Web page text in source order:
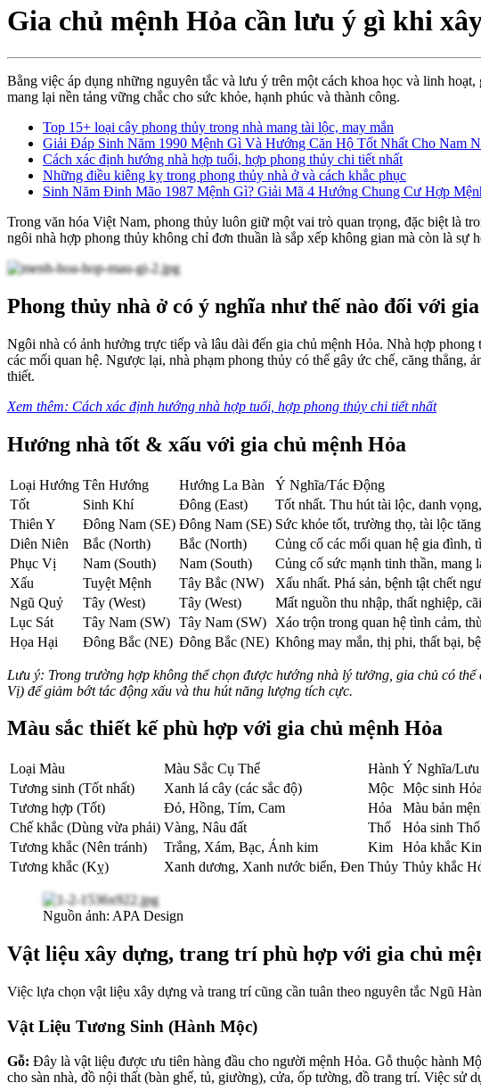
Gia chủ mệnh Hỏa cần lưu ý gì khi
Bằng việc áp dụng những nguyên tắc và lưu ý trên một cách khoa học và linh
mang lại nền tảng vững chắc cho sức khỏe, hạnh phúc và thành công.
Top 15+ loại cây phong thủy trong nhà mang tài lộc, may mắn
Giải Đáp Sinh Năm 1990 Mệnh Gì Và Hướng Căn Hộ Tốt Nhất Cho Nam
Cách xác định hướng nhà hợp tuổi, hợp phong thủy chi tiết nhất
Những điều kiêng kỵ trong phong thủy nhà ở và cách khắc phục
Sinh Năm Đinh Mão 1987 Mệnh Gì? Giải Mã 4 Hướng Chung Cư Hợp
Trong văn hóa Việt Nam, phong thủy luôn giữ một vai trò quan trọng, đặc biệt là
ngôi nhà hợp phong thủy không chỉ đơn thuần là sắp xếp không gian mà còn là
Phong thủy nhà ở có ý nghĩa như thế nào đối với
Ngôi nhà có ảnh hưởng trực tiếp và lâu dài đến gia chủ mệnh Hỏa. Nhà hợp
các mối quan hệ. Ngược lại, nhà phạm phong thủy có thể gây ức chế, căng
thiết.
Xem thêm: Cách xác định hướng nhà hợp tuổi, hợp phong thủy chi tiết nhất
Hướng nhà tốt & xấu với gia chủ mệnh Hỏa
Loại Hướng Tên Hướng Hướng La Bàn
Ý Nghĩa/Tác Động
Tốt
Sinh Khí Đông (East)
Tốt nhất. Thu hút tài lộc, danh
Thiên Y
Đông Nam (SE) Đông Nam (SE) Sức khỏe tốt, trường thọ, tài lộc
Diên Niên
Bắc (North) Bắc (North)
Củng cố các mối quan hệ gia đình,
Phục Vị
Nam (South) Nam (South)
Củng cố sức mạnh tinh thần, mang
Xấu
Tuyệt Mệnh Tây Bắc (NW)
Xấu nhất. Phá sản, bệnh tật chết
Ngũ Quỷ
Tây (West) Tây (West)
Mất nguồn thu nhập, thất nghiệp,
Lục Sát
Tây Nam (SW) Tây Nam (SW)
Xáo trộn trong quan hệ tình cảm,
Họa Hại
Đông Bắc (NE) Đông Bắc (NE) Không may mắn, thị phi, thất bại,
Lưu ý: Trong trường hợp không thể chọn được hướng nhà lý tưởng, gia chủ có
Vị) để giảm bớt tác động xấu và thu hút năng lượng tích cực.
Màu sắc thiết kế phù hợp với gia chủ mệnh Hỏa
Loại Màu Màu Sắc Cụ Thể Hành Ý Nghĩa/
Tương sinh (Tốt nhất)
Xanh lá cây (các sắc độ) Mộc Mộc sinh
Tương hợp (Tốt)
Đỏ, Hồng, Tím, Cam Hỏa
Màu bản
Chế khắc (Dùng vừa phải) Vàng, Nâu đất Thổ
Hỏa sinh
Tương khắc (Nên tránh)
Trắng, Xám, Bạc, Ánh kim Kim
Hỏa khắc
Tương khắc (Kỵ)
Xanh dương, Xanh nước biển, Đen Thủy Thủy khắc
Nguồn ảnh: APA Design
Vật liệu xây dựng, trang trí phù hợp với gia chủ
Việc lựa chọn vật liệu xây dựng và trang trí cũng cần tuân theo nguyên tắc Ngũ
Vật Liệu Tương Sinh (Hành Mộc)
Gỗ: Đây là vật liệu được ưu tiên hàng đầu cho người mệnh Hỏa. Gỗ thuộc hành
cho sàn nhà, đồ nội thất (bàn ghế, tủ, giường), cửa, ốp tường, đồ trang trí. Việc sử